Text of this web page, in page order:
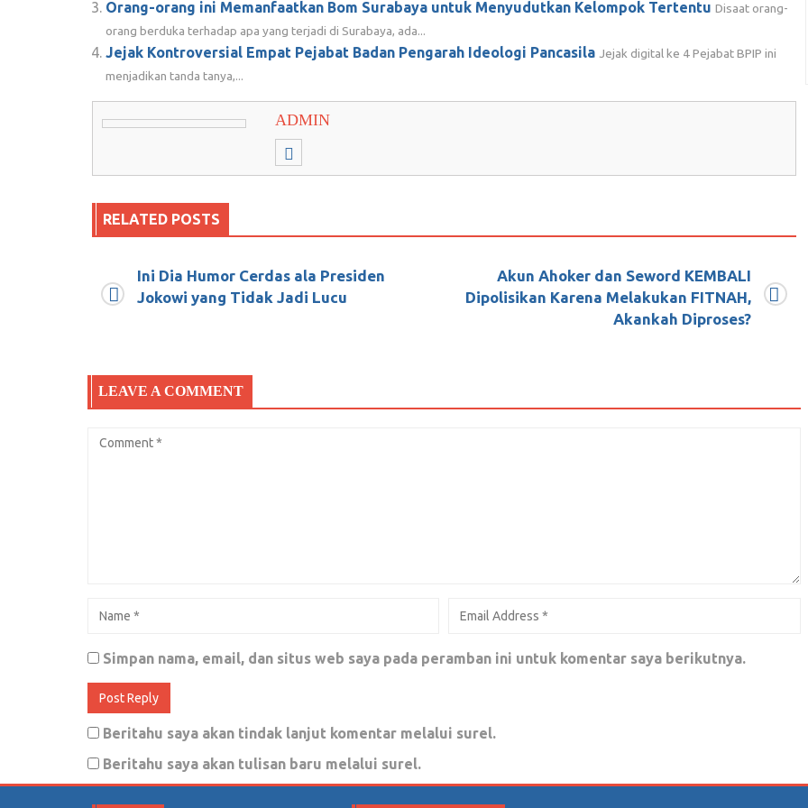
Orang-orang ini Memanfaatkan Bom Surabaya untuk Menyudutkan Kelompok Tertentu Disaat orang-
orang berduka terhadap apa yang terjadi di Surabaya, ada...
Jejak Kontroversial Empat Pejabat Badan Pengarah Ideologi Pancasila Jejak digital ke 4 Pejabat BPIP ini
menjadikan tanda tanya,...
ADMIN
RELATED POSTS
Hasil Investigasi di Lingkungan Pendidikan Jatim: Siswa Lamongan Tidak Pernah
Mengenang Sejarah Honda Tiger dari Masa ke Masa
‘Jokowi Terus Dibayangi Hashtag #2019GantiPresidenâ€™
Juni 2, 2018
JLEBB Bangets!!! Dua Argumen ini Mementahkan dengan Mudah Klaim Pengusung
Pakaian Nusantara
Ini Dia Humor Cerdas ala Presiden
Jokowi yang Tidak Jadi Lucu
Akun Ahoker dan Seword KEMBALI
Dipolisikan Karena Melakukan FITNAH,
Akankah Diproses?
LEAVE A COMMENT
Simpan nama, email, dan situs web saya pada peramban ini untuk komentar saya berikutnya.
Beritahu saya akan tindak lanjut komentar melalui surel.
Beritahu saya akan tulisan baru melalui surel.